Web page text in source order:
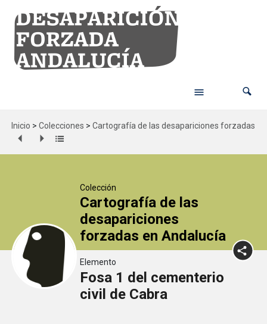
Inicio > Colecciones > Cartografía de las desapariciones forzadas
Colección
Cartografía de las
desapariciones
forzadas en Andalucía
Elemento
Fosa 1 del cementerio
civil de Cabra